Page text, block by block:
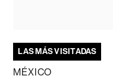
LAS MÁS VISITADAS
MÉXICO